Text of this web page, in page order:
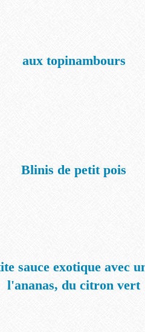
aux topinambours
Blinis de petit pois
sauce exotique avec
l'ananas, du citron vert